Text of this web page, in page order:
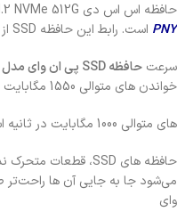
حافظه اس اس دی PNY CS1030 M.2 NVMe 512G، یکی از تولیدات برند
PNY است. رابط این حافظه SSD
سرعت حافظهSSD پی ان وای مدل
خواندن‌ های متوالی 1550
های متوالی 1000 مگابایت در
حافظه‌ های SSD، قطعات متحرک
می‌شود جا به‌ جایی آن‌ ها راحت‌تر
وای